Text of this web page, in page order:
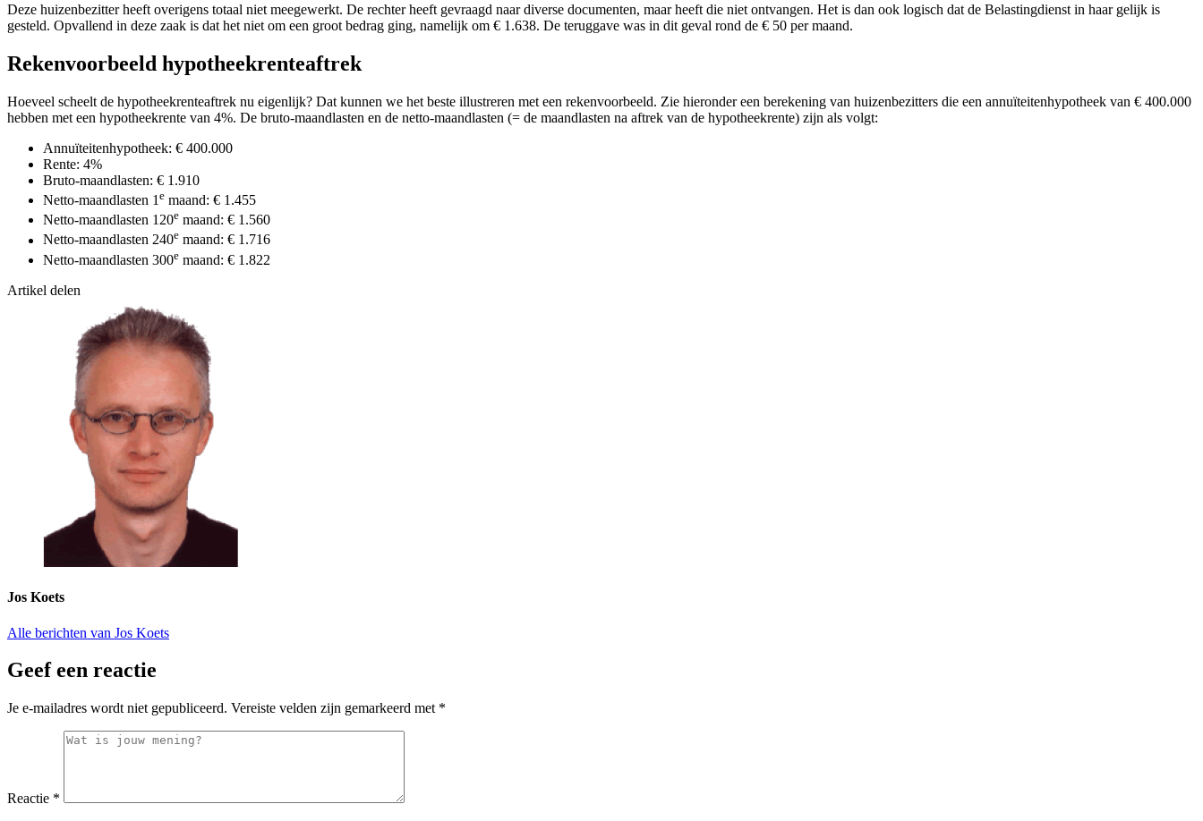
Deze huizenbezitter heeft overigens totaal niet meegewerkt. De rechter heeft gevraagd naar diverse documenten, maar heeft die niet ontvangen. Het is dan ook logisch dat de Belastingdienst in haar gelijk is
gesteld. Opvallend in deze zaak is dat het niet om een groot bedrag ging, namelijk om € 1.638. De teruggave was in dit geval rond de € 50 per maand.
Rekenvoorbeeld hypotheekrenteaftrek
Hoeveel scheelt de hypotheekrenteaftrek nu eigenlijk? Dat kunnen we het beste illustreren met een rekenvoorbeeld. Zie hieronder een berekening van huizenbezitters die een annuïteitenhypotheek van € 400.000
hebben met een hypotheekrente van 4%. De bruto-maandlasten en de netto-maandlasten (= de maandlasten na aftrek van de hypotheekrente) zijn als volgt:
Annuïteitenhypotheek: € 400.000
Rente: 4%
Bruto-maandlasten: € 1.910
Netto-maandlasten 1 e maand: € 1.455
Netto-maandlasten 120e maand: € 1.560
Netto-maandlasten 240e maand: € 1.716
Netto-maandlasten 300e maand: € 1.822
Artikel delen
Jos Koets
Alle berichten van Jos Koets
Geef een reactie
Je e-mailadres wordt niet gepubliceerd. Vereiste velden zijn gemarkeerd met *
Reactie *